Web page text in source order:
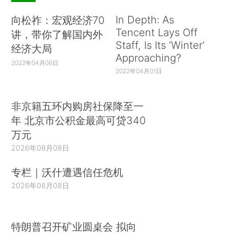
向松祚：宏观经济70
讲，带你了解国内外
经济大局
2022年04月06日
In Depth: As
Tencent Lays Off
Staff, Is Its ‘Winter’
Approaching?
2022年04月01日
非京籍五环内购房社保降至一
年 北京市公积金最高可贷340
万元
2026年08月08日
专栏｜沃什遭遇信任危机
2026年08月08日
特朗普召开矿业圆桌会 拟向